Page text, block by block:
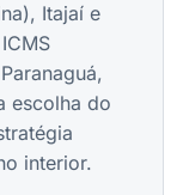
Itajaí e
escolha do
interior.